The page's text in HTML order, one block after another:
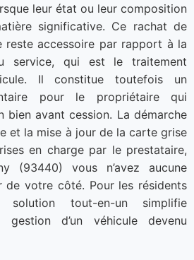
leur état ou leur composition
significative. Ce rachat de
reste accessoire par rapport à la
service, qui est le traitement
Il constitue toutefois un
pour le propriétaire qui
bien avant cession. La démarche
et la mise à jour de la carte grise
en charge par le prestataire,
(93440) vous n’avez aucune
de votre côté. Pour les résidents
tout-en-un simplifie
gestion d’un véhicule devenu